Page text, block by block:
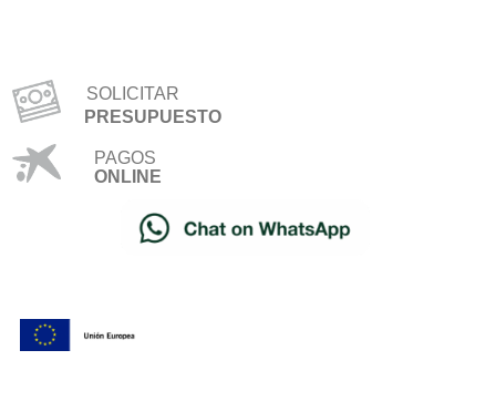
SOLICITAR
PRESUPUESTO
PAGOS
ONLINE